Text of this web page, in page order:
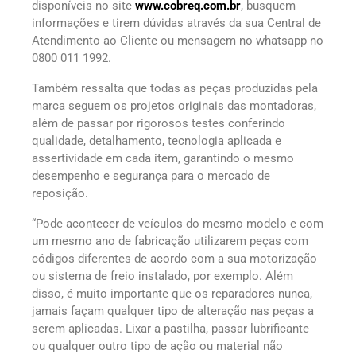
disponíveis no site www.cobreq.com.br, busquem
informações e tirem dúvidas através da sua Central de
Atendimento ao Cliente ou mensagem no whatsapp no
0800 011 1992.
Também ressalta que todas as peças produzidas pela
marca seguem os projetos originais das montadoras,
além de passar por rigorosos testes conferindo
qualidade, detalhamento, tecnologia aplicada e
assertividade em cada item, garantindo o mesmo
desempenho e segurança para o mercado de
reposição.
“Pode acontecer de veículos do mesmo modelo e com
um mesmo ano de fabricação utilizarem peças com
códigos diferentes de acordo com a sua motorização
ou sistema de freio instalado, por exemplo. Além
disso, é muito importante que os reparadores nunca,
jamais façam qualquer tipo de alteração nas peças a
serem aplicadas. Lixar a pastilha, passar lubrificante
ou qualquer outro tipo de ação ou material não